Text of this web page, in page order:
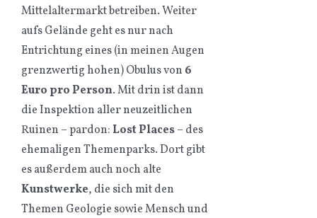
Mittelaltermarkt betreiben. Weiter
aufs Gelände geht es nur nach
Entrichtung eines (in meinen Augen
grenzwertig hohen) Obulus von 6
Euro pro Person. Mit drin ist dann
die Inspektion aller neuzeitlichen
Ruinen – pardon:Lost Places– des
ehemaligen Themenparks. Dort gibt
es außerdem auch noch alte
Kunstwerke, die sich mit den
Themen Geologie sowie Mensch und